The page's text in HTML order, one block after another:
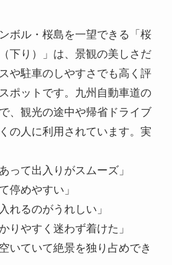
ボル・桜島を一望できる「桜
下り）」は、景観の美しさだ
や駐車のしやすさでも高く評
ポットです。九州自動車道の
、観光の途中や帰省ドライブ
の人に利用されています。実
って出入りがスムーズ」
停めやすい」
れるのがうれしい」
りやすく迷わず着けた」
いていて絶景を独り占めでき